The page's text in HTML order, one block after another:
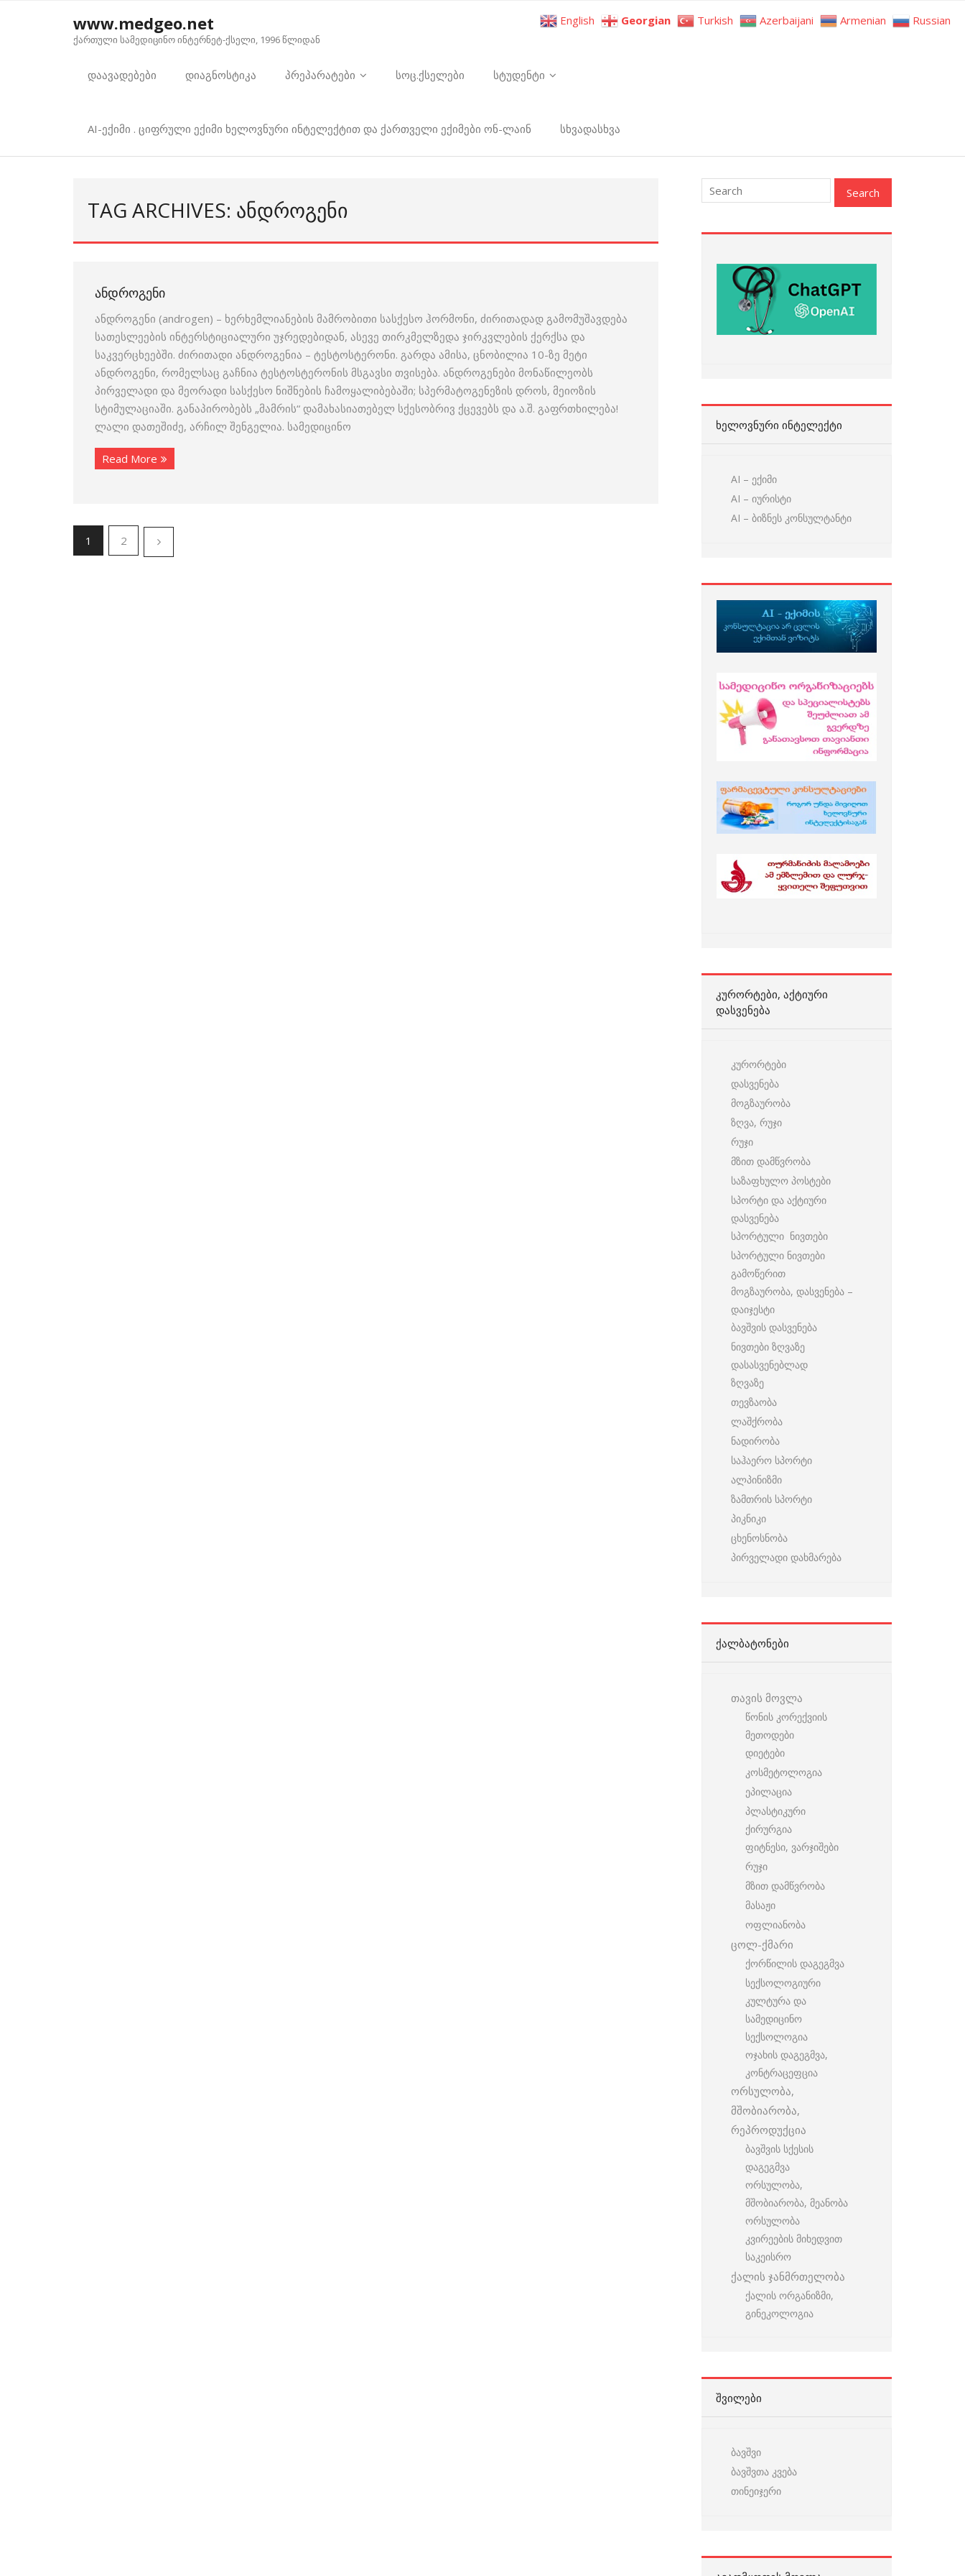
www.medgeo.net
ქართული სამედიცინო ინტერნეტ-ქსელი, 1996 წლიდან
დაავადებები დიაგნოსტიკა პრეპარატები სოც.ქსელები სტუდენტი
AI-ექიმი . ციფრული ექიმი ხელოვნური ინტელექტით და ქართველი ექიმები ონ-ლაინ სხვადასხვა
TAG ARCHIVES: ᲐᲜᲓᲠᲝᲒᲔᲜᲘ
ᲐᲜᲓᲠᲝᲒᲔᲜᲘ
ანდროგენი (androgen) – ხერხემლიანების მამრობითი სასქესო ჰორმონი, ძირითადად გამომუშავდება
სათესლეების ინტერსტიციალური უჯრედებიდან, ასევე თირკმელზედა ჯირკვლების ქერქსა და
საკვერცხეებში. ძირითადი ანდროგენია – ტესტოსტერონი. გარდა ამისა, ცნობილია 10-ზე მეტი
ანდროგენი, რომელსაც გაჩნია ტესტოსტერონის მსგავსი თვისება. ანდროგენები მონაწილეობს
პირველადი და მეორადი სასქესო ნიშნების ჩამოყალიბებაში; სპერმატოგენეზის დროს, მეიოზის
სტიმულაციაში. განაპირობებს „მამრის“ დამახასიათებელ სქესობრივ ქცევებს და ა.შ. გაფრთხილება!
ლალი დათეშიძე, არჩილ შენგელია. სამედიცინო
Read More
1 2
ᲮᲔᲚᲝᲕᲜᲣᲠᲘ ᲘᲜᲢᲔᲚᲔᲥᲢᲘ
AI – ექიმი
AI – იურისტი
AI – ბიზნეს კონსულტანტი
ᲙᲣᲠᲝᲠᲢᲔᲑᲘ, ᲐᲥᲢᲘᲣᲠᲘ
ᲓᲐᲡᲕᲔᲜᲔᲑᲐ
კურორტები
დასვენება
მოგზაურობა
ზღვა, რუჯი
რუჯი
მზით დამწვრობა
საზაფხულო პოსტები
სპორტი და აქტიური
დასვენება
სპორტული ნივთები
სპორტული ნივთები
გამოწერით
მოგზაურობა, დასვენება –
დაიჯესტი
ბავშვის დასვენება
ნივთები ზღვაზე
დასასვენებლად
ზღვაზე
თევზაობა
ლაშქრობა
ნადირობა
საჰაერო სპორტი
ალპინიზმი
ზამთრის სპორტი
პიკნიკი
ცხენოსნობა
პირველადი დახმარება
ᲥᲐᲚᲑᲐᲢᲝᲜᲔᲑᲘ
თავის მოვლა
წონის კორექვიის
მეთოდები
დიეტები
კოსმეტოლოგია
ეპილაცია
პლასტიკური
ქირურგია
ფიტნესი, ვარჯიშები
რუჯი
მზით დამწვრობა
მასაჟი
ოფლიანობა
ცოლ-ქმარი
ქორწილის დაგეგმვა
სექსოლოგიური
კულტურა და
სამედიცინო
სექსოლოგია
ოჯახის დაგეგმვა,
კონტრაცეფცია
ორსულობა,
მშობიარობა,
რეპროდუქცია
ბავშვის სქესის
დაგეგმვა
ორსულობა,
მშობიარობა, მეანობა
ორსულობა
კვირეების მიხედვით
საკეისრო
ქალის ჯანმრთელობა
ქალის ორგანიზმი,
გინეკოლოგია
ᲨᲕᲘᲚᲔᲑᲘ
ბავშვი
ბავშვთა კვება
თინეიჯერი
English Georgian Turkish Azerbaijani Armenian Russian